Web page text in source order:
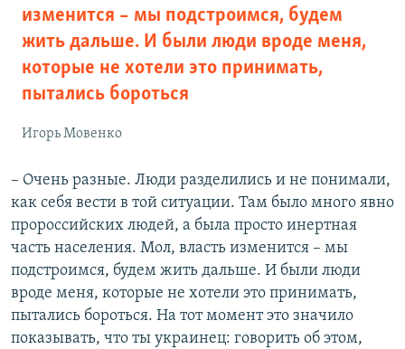
изменится – мы подстроимся, будем
жить дальше. И были люди вроде меня,
которые не хотели это принимать,
пытались бороться
Игорь Мовенко
– Очень разные. Люди разделились и не понимали,
как себя вести в той ситуации. Там было много явно
пророссийских людей, а была просто инертная
часть населения. Мол, власть изменится – мы
подстроимся, будем жить дальше. И были люди
вроде меня, которые не хотели это принимать,
пытались бороться. На тот момент это значило
показывать, что ты украинец: говорить об этом,